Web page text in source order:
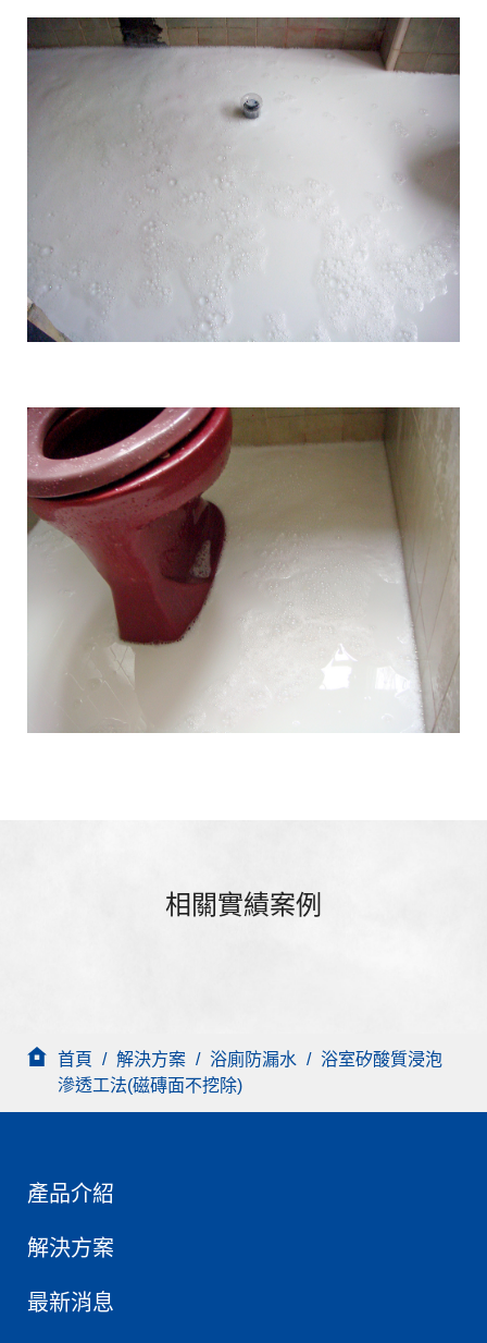
相關實績案例
首頁 / 解決方案 / 浴廁防漏水 / 浴室矽酸質浸泡
滲透工法(磁磚面不挖除)
產品介紹
解決方案
最新消息